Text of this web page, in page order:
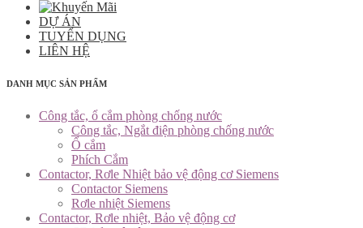
DỰ ÁN
TUYỂN DỤNG
LIÊN HỆ
DANH MỤC SẢN PHẨM
Công tắc, ổ cắm phòng chống nước
Công tắc, Ngắt điện phòng chống nước
Ổ cắm
Phích Cắm
Contactor, Rơle Nhiệt bảo vệ động cơ Siemens
Contactor Siemens
Rơle nhiệt Siemens
Contactor, Rơle nhiệt, Bảo vệ động cơ